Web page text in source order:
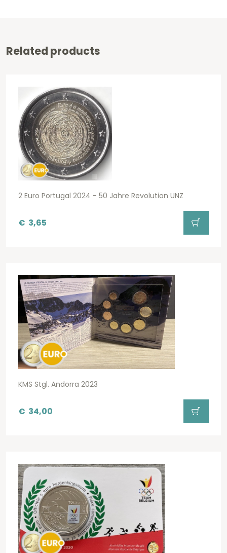
Related products
2 Euro Portugal 2024 - 50 Jahre Revolution UNZ
€ 3,65
KMS Stgl. Andorra 2023
€ 34,00